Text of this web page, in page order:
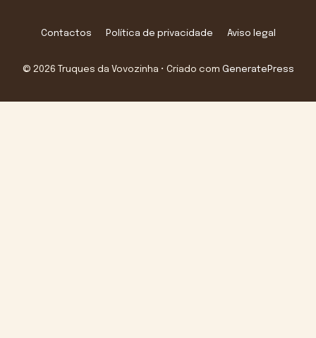
Contactos Política de privacidade Aviso legal
© 2026 Truques da Vovozinha • Criado com GeneratePress